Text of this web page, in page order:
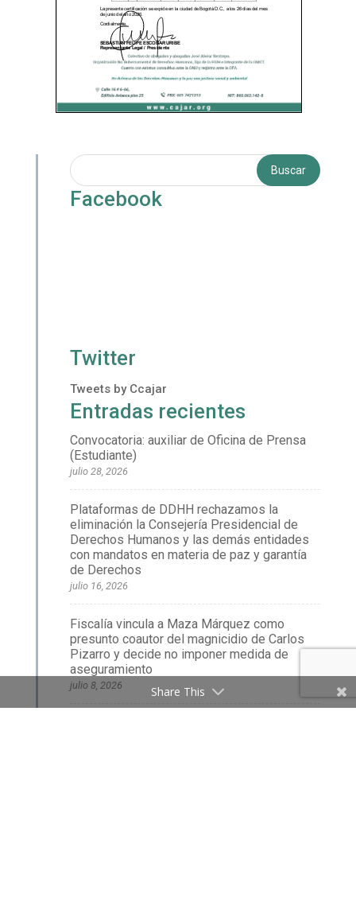
Facebook
Twitter
Tweets by Ccajar
Entradas recientes
Convocatoria: auxiliar de Oficina de Prensa
(Estudiante)
julio 28, 2026
Plataformas de DDHH rechazamos la
eliminación la Consejería Presidencial de
Derechos Humanos y las demás entidades
con mandatos en materia de paz y garantía
de Derechos
julio 16, 2026
Fiscalía vincula a Maza Márquez como
presunto coautor del magnicidio de Carlos
Pizarro y decide no imponer medida de
aseguramiento
julio 8, 2026 Share This